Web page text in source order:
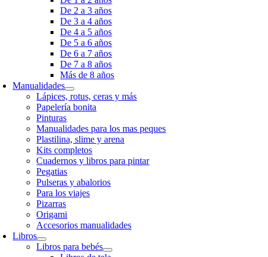
De 2 a 3 años
De 3 a 4 años
De 4 a 5 años
De 5 a 6 años
De 6 a 7 años
De 7 a 8 años
Más de 8 años
Manualidades
Lápices, rotus, ceras y más
Papelería bonita
Pinturas
Manualidades para los mas peques
Plastilina, slime y arena
Kits completos
Cuadernos y libros para pintar
Pegatias
Pulseras y abalorios
Para los viajes
Pizarras
Origami
Accesorios manualidades
Libros
Libros para bebés